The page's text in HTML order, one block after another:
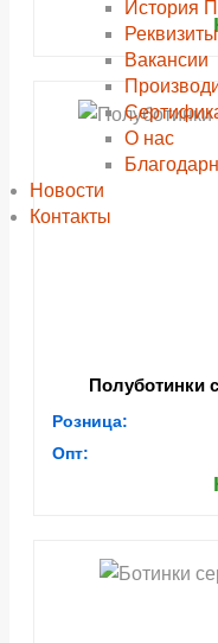
История
Вакансии
О нас
Новости
Контакты
Полуботинки
Розница:
Опт: